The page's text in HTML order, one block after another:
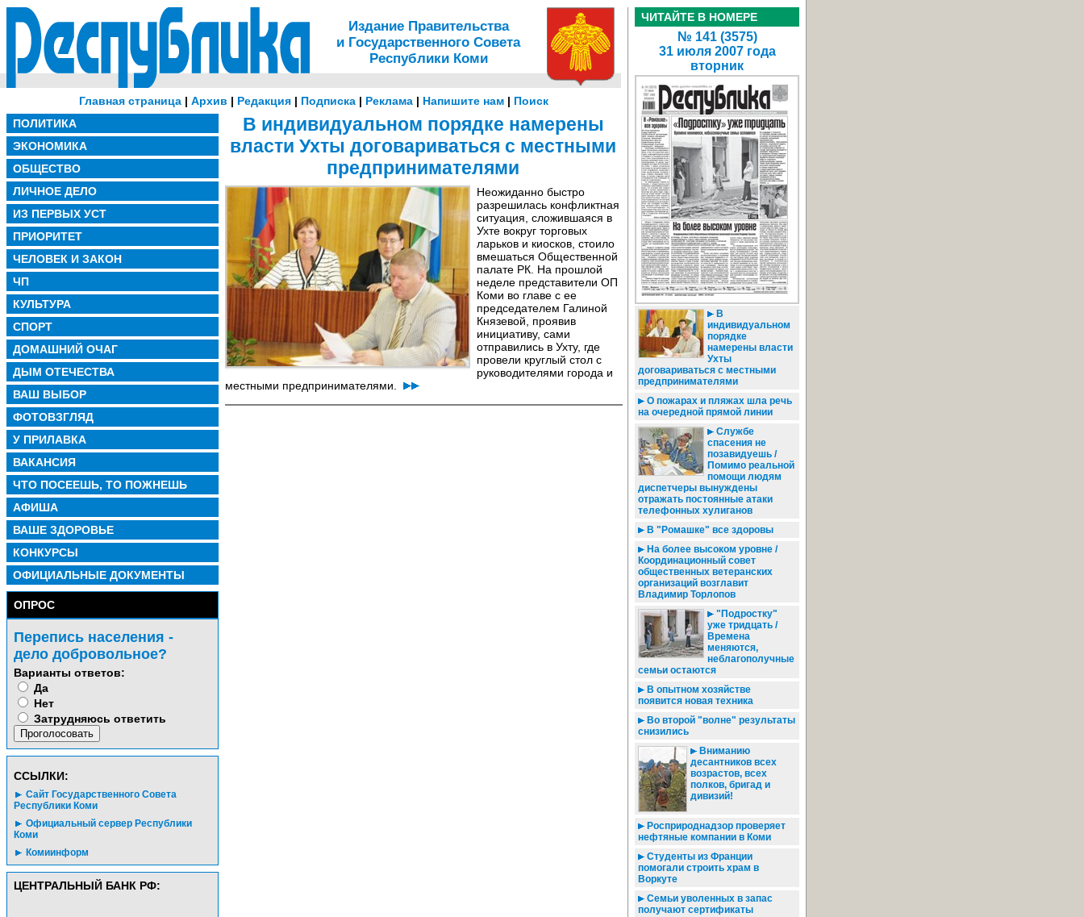
Издание Правительства
и Государственного Совета
Республики Коми
Главная страница | Архив | Редакция | Подписка | Реклама | Напишите нам | Поиск
ПОЛИТИКА
ЭКОНОМИКА
ОБЩЕСТВО
ЛИЧНОЕ ДЕЛО
ИЗ ПЕРВЫХ УСТ
ПРИОРИТЕТ
ЧЕЛОВЕК И ЗАКОН
ЧП
КУЛЬТУРА
СПОРТ
ДОМАШНИЙ ОЧАГ
ДЫМ ОТЕЧЕСТВА
ВАШ ВЫБОР
ФОТОВЗГЛЯД
У ПРИЛАВКА
ВАКАНСИЯ
ЧТО ПОСЕЕШЬ, ТО ПОЖНЕШЬ
АФИША
ВАШЕ ЗДОРОВЬЕ
КОНКУРСЫ
ОФИЦИАЛЬНЫЕ ДОКУМЕНТЫ
ОПРОС
Перепись населения -
дело добровольное?
Варианты ответов:
Да
Нет
Затрудняюсь ответить
CСЫЛКИ:
Сайт Государственного Совета
Республики Коми
Официальный сервер Республики
Коми
Комиинформ
ЦЕНТРАЛЬНЫЙ БАНК РФ:
В индивидуальном порядке намерены
власти Ухты договариваться с местными
предпринимателями
Неожиданно быстро
разрешилась конфликтная
ситуация, сложившаяся в
Ухте вокруг торговых
ларьков и киосков, стоило
вмешаться Общественной
палате РК. На прошлой
неделе представители ОП
Коми во главе с ее
председателем Галиной
Князевой, проявив
инициативу, сами
отправились в Ухту, где
провели круглый стол с
руководителями города и
местными предпринимателями.
ЧИТАЙТЕ В НОМЕРЕ
№ 141 (3575)
31 июля 2007 года
вторник
В
индивидуальном
порядке
намерены власти
Ухты
договариваться с местными
предпринимателями
О пожарах и пляжах шла речь
на очередной прямой линии
Службе
спасения не
позавидуешь /
Помимо реальной
помощи людям
диспетчеры вынуждены
отражать постоянные атаки
телефонных хулиганов
В "Ромашке" все здоровы
На более высоком уровне /
Координационный совет
общественных ветеранских
организаций возглавит
Владимир Торлопов
"Подростку"
уже тридцать /
Времена
меняются,
неблагополучные
семьи остаются
В опытном хозяйстве
появится новая техника
Во второй "волне" результаты
снизились
Вниманию
десантников всех
возрастов, всех
полков, бригад и
дивизий!
Росприроднадзор проверяет
нефтяные компании в Коми
Студенты из Франции
помогали строить храм в
Воркуте
Семьи уволенных в запас
получают сертификаты